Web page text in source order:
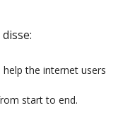
disse:
the internet users
start to end.